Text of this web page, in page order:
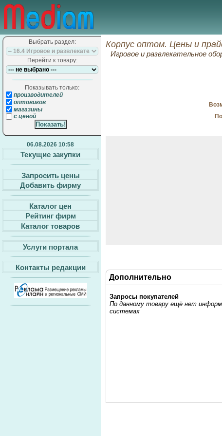
Выбрать раздел:
Перейти к товару:
Показывать только:
производителей
оптовиков
магазины
с ценой
06.08.2026 10:58
Текущие закупки
Запросить цены
Добавить фирму
Каталог цен
Рейтинг фирм
Каталог товаров
Услуги портала
Контакты редакции
Корпус оптом. Цены и
Игровое и развлекательное
Дополнительно
Запросы покупателей
По данному товару ещё нет
системах